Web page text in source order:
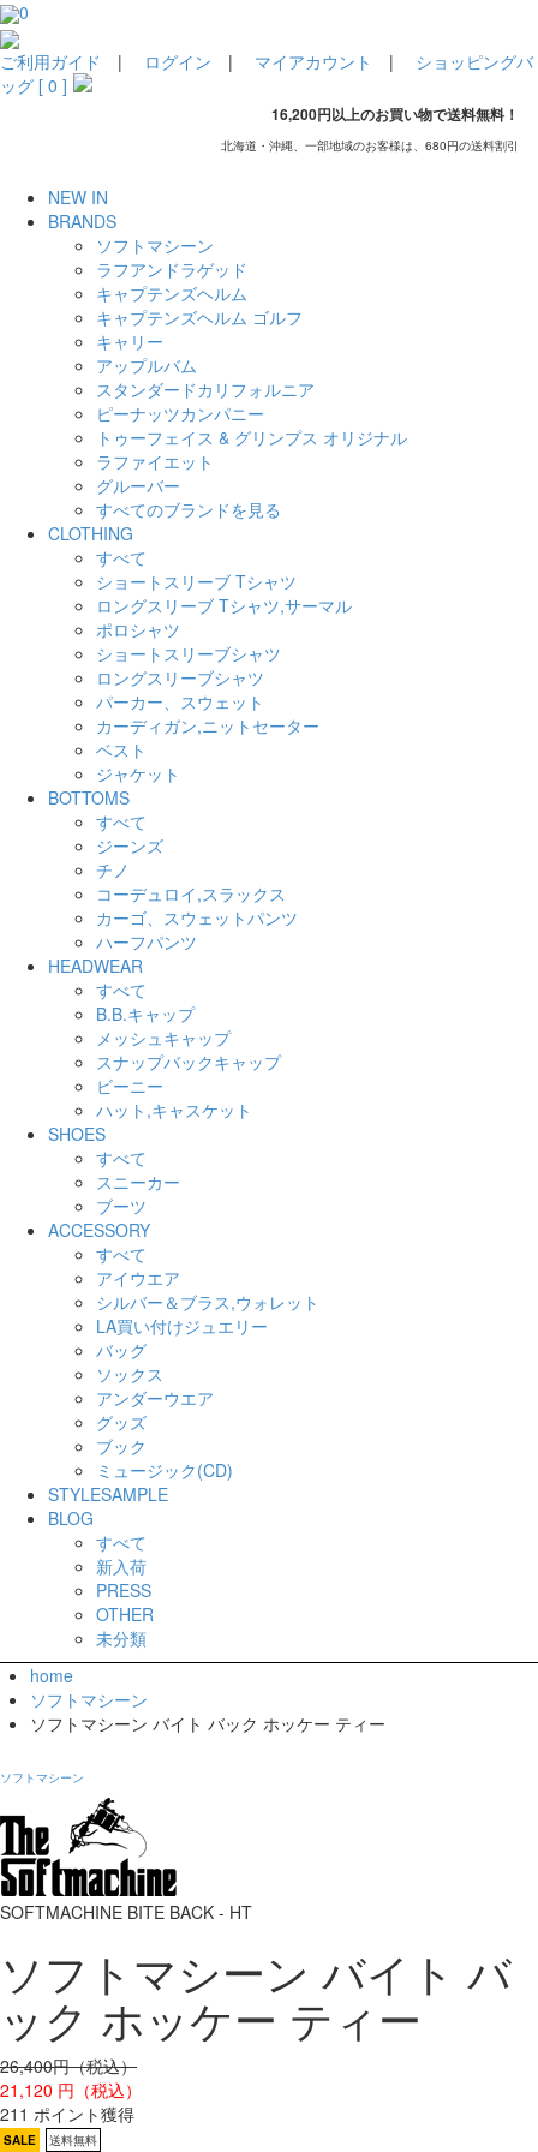
0
ご利用ガイド | ログイン | マイアカウント | ショッピングバ
ッグ [ 0 ]
16,200円以上のお買い物で送料無料！
北海道・沖縄、一部地域のお客様は、680円の送料割引
NEW IN
BRANDS
ソフトマシーン
ラフアンドラゲッド
キャプテンズヘルム
キャプテンズヘルム ゴルフ
キャリー
アップルバム
スタンダードカリフォルニア
ピーナッツカンパニー
トゥーフェイス & グリンプス オリジナル
ラファイエット
グルーバー
すべてのブランドを見る
CLOTHING
すべて
ショートスリーブ Tシャツ
ロングスリーブ Tシャツ,サーマル
ポロシャツ
ショートスリーブシャツ
ロングスリーブシャツ
パーカー、スウェット
カーディガン,ニットセーター
ベスト
ジャケット
BOTTOMS
すべて
ジーンズ
チノ
コーデュロイ,スラックス
カーゴ、スウェットパンツ
ハーフパンツ
HEADWEAR
すべて
B.B.キャップ
メッシュキャップ
スナップバックキャップ
ビーニー
ハット,キャスケット
SHOES
すべて
スニーカー
ブーツ
ACCESSORY
すべて
アイウエア
シルバー＆ブラス,ウォレット
LA買い付けジュエリー
バッグ
ソックス
アンダーウエア
グッズ
ブック
ミュージック(CD)
STYLESAMPLE
BLOG
すべて
新入荷
PRESS
OTHER
未分類
home
ソフトマシーン
ソフトマシーン バイト バック ホッケー ティー
ソフトマシーン
SOFTMACHINE BITE BACK - HT
ソフトマシーン バイト バ
ック ホッケー ティー
26,400円（税込）
21,120 円（税込）
211 ポイント獲得
SALE 送料無料